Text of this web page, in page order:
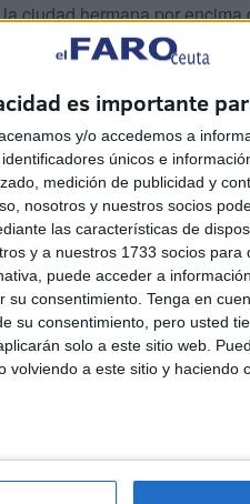
es importante
y/o accedemos a
únicos e
medición de publicidad y
nosotros y nuestros socios
las características de
y a nuestros 1733 socios
puede acceder a
su consentimiento. Tenga en
su consentimiento, pero usted
solo a este sitio web.
volviendo a este sitio y haciendo
ciudad hermana por encima
50.000 eurosanuales de media
intermedia, tramitación